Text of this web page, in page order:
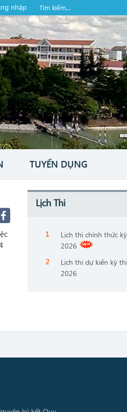
nhập
TUYỂN DỤNG
Lịch Thi
Lịch thi chính thức
2026
Lịch thi dự kiến kỳ
2026